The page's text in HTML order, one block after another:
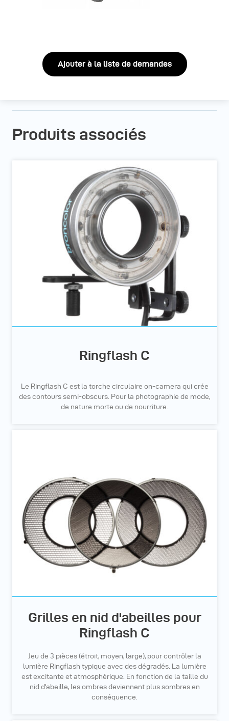
Ajouter à la liste de demandes
Produits associés
Ringflash C
Le Ringflash C est la torche circulaire on-camera qui crée
des contours semi-obscurs. Pour la photographie de mode,
de nature morte ou de nourriture.
Grilles en nid d'abeilles pour
Ringflash C
Jeu de 3 pièces (étroit, moyen, large), pour contrôler la
lumière Ringflash typique avec des dégradés. La lumière
est excitante et atmosphérique. En fonction de la taille du
nid d'abeille, les ombres deviennent plus sombres en
conséquence.